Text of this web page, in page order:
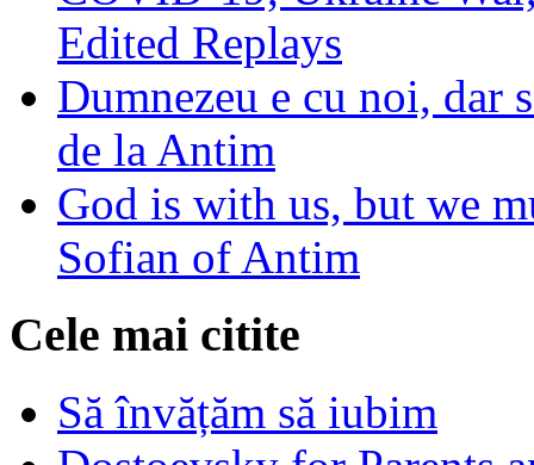
Edited Replays
Dumnezeu e cu noi, dar
de la Antim
God is with us, but we
Sofian of Antim
Cele mai citite
Să învățăm să iubim